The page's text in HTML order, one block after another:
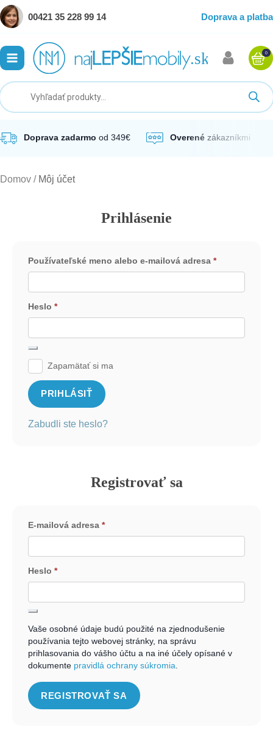
00421 35 228 99 14 Doprava a platba
0
Doprava zadarmo od 349€ Overené zákazníkmi
Domov / Môj účet
Prihlásenie
Používateľské meno alebo e-mailová adresa*
Povinné
Heslo*
Povinné
Zapamätať si ma
PRIHLÁSIŤ
Zabudli ste heslo?
Registrovať sa
E-mailová adresa*
Povinné
Heslo*
Povinné
Vaše osobné údaje budú použité na zjednodušenie
používania tejto webovej stránky, na správu
prihlasovania do vášho účtu a na iné účely opísané v
dokumente pravidlá ochrany súkromia
REGISTROVAŤ SA